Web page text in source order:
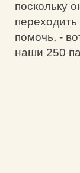
поскольку
помочь, -
наши 250